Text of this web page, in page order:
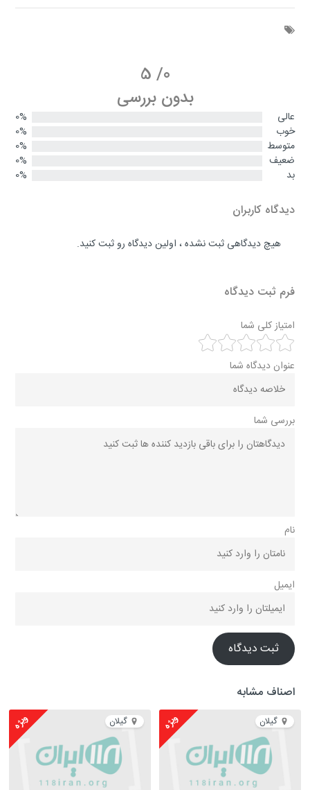
0
/
5
بدون بررسی
عالی
0%
خوب
0%
متوسط
0%
ضعیف
0%
بد
0%
دیدگاه کاربران
هیچ دیدگاهی ثبت نشده ، اولین دیدگاه رو ثبت کنید.
فرم ثبت دیدگاه
امتیاز کلی شما
عنوان دیدگاه شما
بررسی شما
نام
ایمیل
ثبت دیدگاه
اصناف مشابه
گیلان ویژه گیلان ویژه